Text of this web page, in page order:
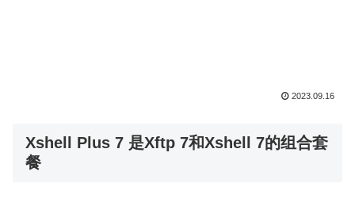
2023.09.16
Xshell Plus 7 是Xftp 7和Xshell 7的组合套
餐